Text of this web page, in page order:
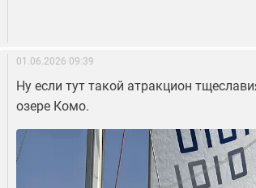
01.06.2026 09:39
Ну если тут такой атракцион
озере Комо.